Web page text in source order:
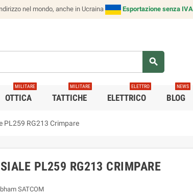
nel mondo, anche in Ucraina Esportazione senza
search
OTTICA
MILITARE
TATTICHE
MILITARE
ELETTRICO
ELETTRO
BLOG
NEWS
PL259 RG213 Crimpare
PL259 RG213 CRIMPARE
SATCOM